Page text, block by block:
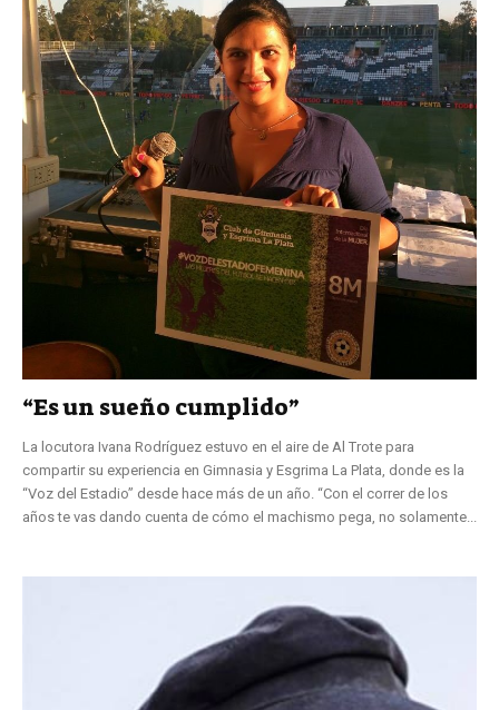
“Es un sueño cumplido”
La locutora Ivana Rodríguez estuvo en el aire de Al Trote para
compartir su experiencia en Gimnasia y Esgrima La Plata, donde es la
“Voz del Estadio” desde hace más de un año. “Con el correr de los
años te vas dando cuenta de cómo el machismo pega, no solamente...